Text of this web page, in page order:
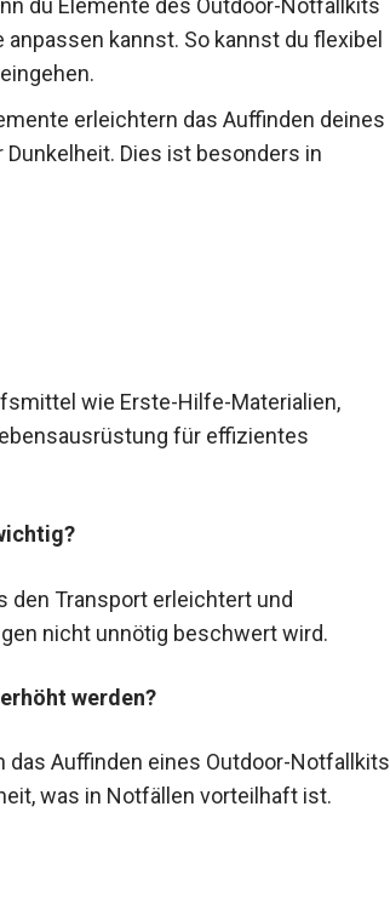
du Elemente des Outdoor-Notfallkits
kannst. So kannst du flexibel
erleichtern das Auffinden deines
Dies ist besonders in
wie Erste-Hilfe-Materialien,
für effizientes
den Transport erleichtert und
nicht unnötig beschwert wird.
werden?
das Auffinden eines Outdoor-Notfallkits
was in Notfällen vorteilhaft ist.